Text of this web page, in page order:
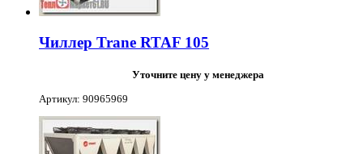
Чиллер Trane RTAF 105
Уточните цену у менеджера
Артикул: 90965969